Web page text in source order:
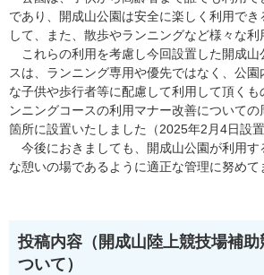
であり、開成山公園は安全に楽しく利用でき
して、また、散歩やランニングなど様々な利
これらの利用を考慮し今回設置した開成山
スは、ランニング専用や優先ではなく、公園
な子供や歩行者等に配慮して利用して頂くも
ンニングコースの利用マナー改善について
箇所に設置いたしました（2025年2月4日設置
今後におきましても、開成山公園が利用す
な憩いの場であるように適正な管理に努めて
投稿内容（開成山陸上競技場補
ついて）